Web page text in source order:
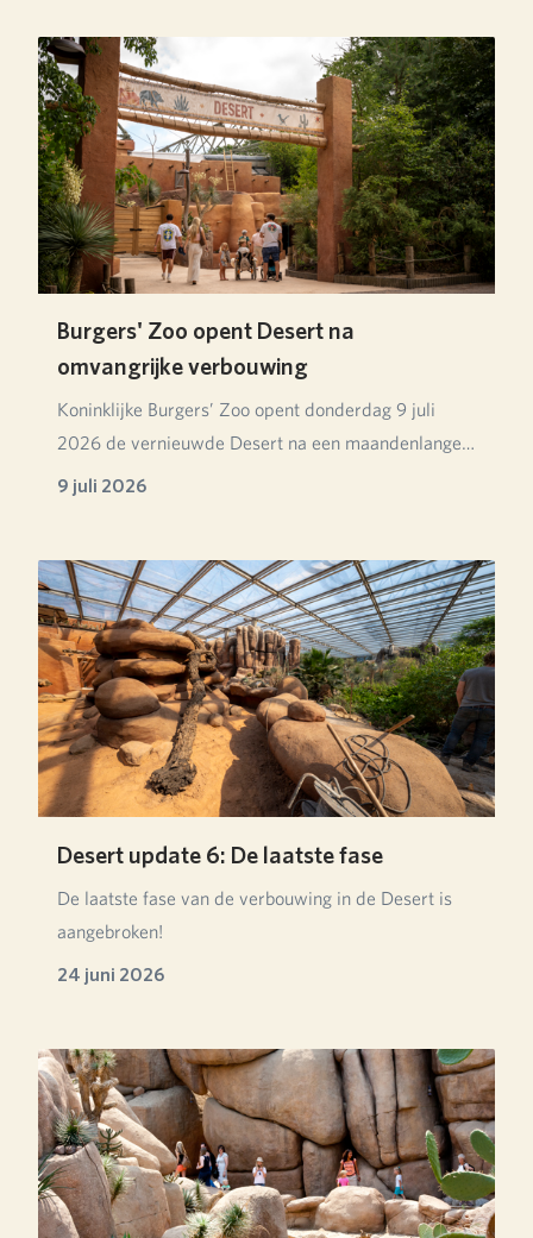
Burgers' Zoo opent Desert na
omvangrijke verbouwing
Koninklijke Burgers’ Zoo opent donderdag 9 juli
2026 de vernieuwde Desert na een maandenlange
verbou…
9 juli 2026
Desert update 6: De laatste fase
De laatste fase van de verbouwing in de Desert is
aangebroken!
24 juni 2026